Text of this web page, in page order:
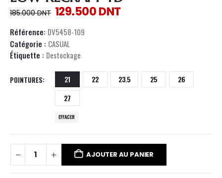
185.000DNT 129.500DNT
Référence: DV5458-109
Catégorie : CASUAL
Étiquette : Destockage
POINTURES 21 22 23.5 25
26
27
EFFACER
AJOUTER AU PANIER